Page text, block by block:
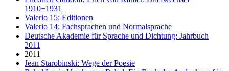
1910−1931
Valerio 15: Editionen
Valerio 14: Fachsprachen und Normalsprache
Deutsche Akademie für Sprache und Dichtung: Jahrbuch
2011
2011
Jean Starobinski: Wege der Poesie